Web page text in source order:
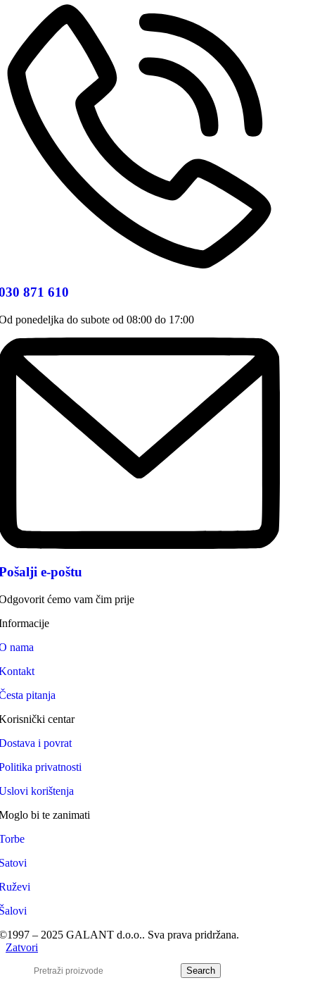
871 610
ponedeljka do subote od 08:00 do 17:00
e-poštu
ćemo vam čim prije
nama
pitanja
centar
i povrat
privatnosti
korištenja
bi te zanimati
– 2025 GALANT d.o.o.. Sva prava pridržana.
Zatvori
Search